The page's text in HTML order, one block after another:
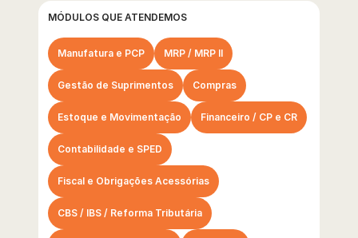
MÓDULOS QUE ATENDEMOS
Manufatura e PCP MRP / MRP II
Gestão de Suprimentos Compras
Estoque e Movimentação Financeiro / CP e CR
Contabilidade e SPED
Fiscal e Obrigações Acessórias
CBS / IBS / Reforma Tributária